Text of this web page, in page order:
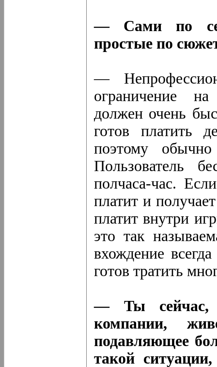
— Сами по
простые по
—
ограничение
должен очень
готов платить
поэтому обычно
Пользователь
полчаса-час.
платит и
платит внутри
это так
вхождение
готов тратить
— Ты сейчас,
компании,
подавляющее
такой